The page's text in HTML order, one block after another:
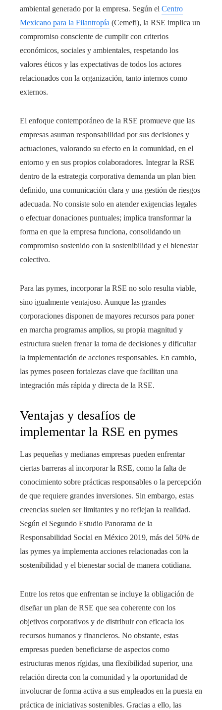
ambiental generado por la empresa. Según el Centro
Mexicano para la Filantropía (Cemefi), la RSE implica un
compromiso consciente de cumplir con criterios
económicos, sociales y ambientales, respetando los
valores éticos y las expectativas de todos los actores
relacionados con la organización, tanto internos como
externos.
El enfoque contemporáneo de la RSE promueve que las
empresas asuman responsabilidad por sus decisiones y
actuaciones, valorando su efecto en la comunidad, en el
entorno y en sus propios colaboradores. Integrar la RSE
dentro de la estrategia corporativa demanda un plan bien
definido, una comunicación clara y una gestión de riesgos
adecuada. No consiste solo en atender exigencias legales
o efectuar donaciones puntuales; implica transformar la
forma en que la empresa funciona, consolidando un
compromiso sostenido con la sostenibilidad y el bienestar
colectivo.
Para las pymes, incorporar la RSE no solo resulta viable,
sino igualmente ventajoso. Aunque las grandes
corporaciones disponen de mayores recursos para poner
en marcha programas amplios, su propia magnitud y
estructura suelen frenar la toma de decisiones y dificultar
la implementación de acciones responsables. En cambio,
las pymes poseen fortalezas clave que facilitan una
integración más rápida y directa de la RSE.
Ventajas y desafíos de
implementar la RSE en pymes
Las pequeñas y medianas empresas pueden enfrentar
ciertas barreras al incorporar la RSE, como la falta de
conocimiento sobre prácticas responsables o la percepción
de que requiere grandes inversiones. Sin embargo, estas
creencias suelen ser limitantes y no reflejan la realidad.
Según el Segundo Estudio Panorama de la
Responsabilidad Social en México 2019, más del 50% de
las pymes ya implementa acciones relacionadas con la
sostenibilidad y el bienestar social de manera cotidiana.
Entre los retos que enfrentan se incluye la obligación de
diseñar un plan de RSE que sea coherente con los
objetivos corporativos y de distribuir con eficacia los
recursos humanos y financieros. No obstante, estas
empresas pueden beneficiarse de aspectos como
estructuras menos rígidas, una flexibilidad superior, una
relación directa con la comunidad y la oportunidad de
involucrar de forma activa a sus empleados en la puesta en
práctica de iniciativas sostenibles. Gracias a ello, las